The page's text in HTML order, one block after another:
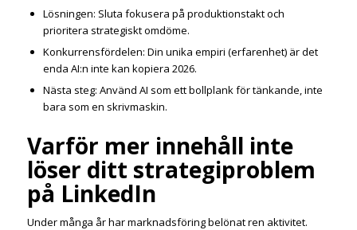
Lösningen: Sluta fokusera på produktionstakt och
prioritera strategiskt omdöme.
Konkurrensfördelen: Din unika empiri (erfarenhet) är det
enda AI:n inte kan kopiera 2026.
Nästa steg: Använd AI som ett bollplank för tänkande, inte
bara som en skrivmaskin.
Varför mer innehåll inte
löser ditt strategiproblem
på LinkedIn
Under många år har marknadsföring belönat ren aktivitet.